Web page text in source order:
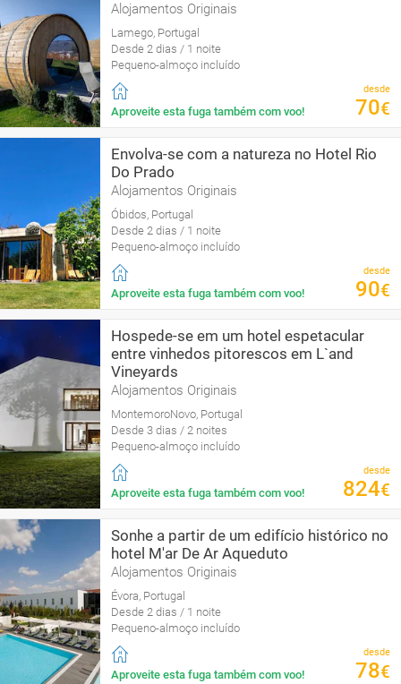
Alojamentos Originais
Lamego, Portugal
Desde 2 dias / 1 noite
Pequeno-almoço incluído
Aproveite esta fuga também com voo!
desde
70€
Envolva-se com a natureza no Hotel Rio
Do Prado
Alojamentos Originais
Óbidos, Portugal
Desde 2 dias / 1 noite
Pequeno-almoço incluído
Aproveite esta fuga também com voo!
desde
90€
Hospede-se em um hotel espetacular
entre vinhedos pitorescos em L`and
Vineyards
Alojamentos Originais
MontemoroNovo, Portugal
Desde 3 dias / 2 noites
Pequeno-almoço incluído
Aproveite esta fuga também com voo!
desde
824€
Sonhe a partir de um edifício histórico no
hotel M'ar De Ar Aqueduto
Alojamentos Originais
Évora, Portugal
Desde 2 dias / 1 noite
Pequeno-almoço incluído
Aproveite esta fuga também com voo!
desde
78€